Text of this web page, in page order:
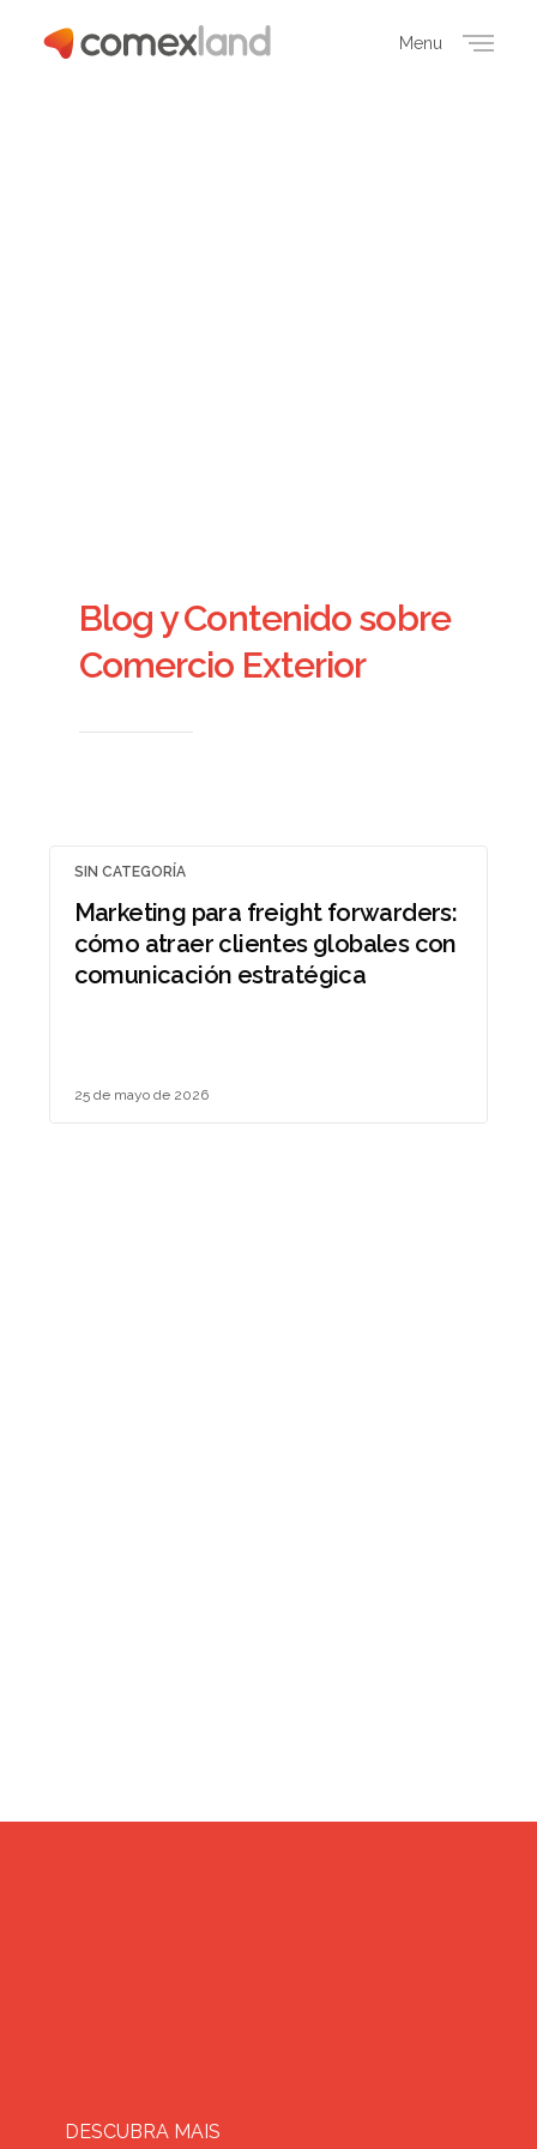
Menu
Blog y Contenido sobre
Comercio Exterior
SIN CATEGORÍA
Marketing para freight forwarders:
cómo atraer clientes globales con
comunicación estratégica
25 de mayo de 2026
DESCUBRA MAIS